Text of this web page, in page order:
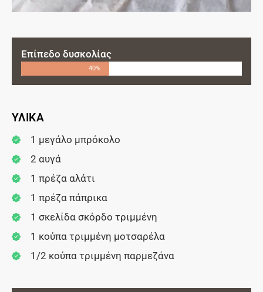
Επίπεδο δυσκολίας
40%
ΥΛΙΚΑ
1 μεγάλο μπρόκολο
2 αυγά
1 πρέζα αλάτι
1 πρέζα πάπρικα
1 σκελίδα σκόρδο τριμμένη
1 κούπα τριμμένη μοτσαρέλα
1/2 κούπα τριμμένη παρμεζάνα